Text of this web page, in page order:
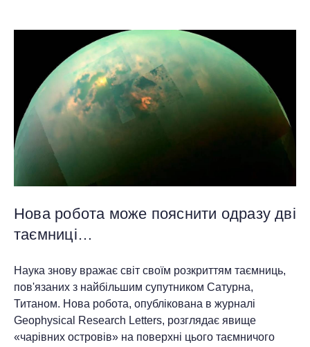
Нова робота може пояснити одразу дві
таємниці…
Наука знову вражає світ своїм розкриттям таємниць,
пов'язаних з найбільшим супутником Сатурна,
Титаном. Нова робота, опублікована в журналі
Geophysical Research Letters, розглядає явище
«чарівних островів» на поверхні цього таємничого